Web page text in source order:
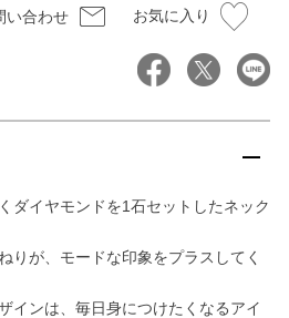
い合わせ お気に入り
ダイヤモンドを1石セットしたネック
りが、モードな印象をプラスしてく
インは、毎日身につけたくなるアイ